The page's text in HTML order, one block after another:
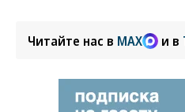
Читайте нас в MAX и в